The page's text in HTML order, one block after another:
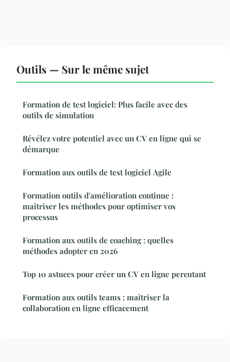
Outils — Sur le même sujet
Formation de test logiciel: Plus facile avec des
outils de simulation
Révélez votre potentiel avec un CV en ligne qui se
démarque
Formation aux outils de test logiciel Agile
Formation outils d'amélioration continue :
maîtriser les méthodes pour optimiser vos
processus
Formation aux outils de coaching : quelles
méthodes adopter en 2026
Top 10 astuces pour créer un CV en ligne percutant
Formation aux outils teams : maîtriser la
collaboration en ligne efficacement